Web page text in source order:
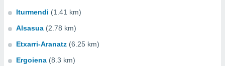
Iturmendi (1.41 km)
Alsasua (2.78 km)
Etxarri-Aranatz (6.25 km)
Ergoiena (8.3 km)